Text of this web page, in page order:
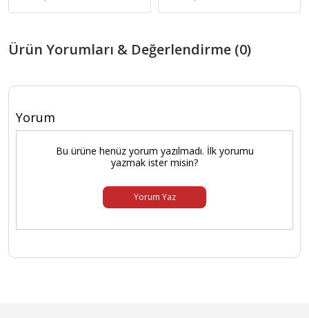
Ürün Yorumları & Değerlendirme (0)
Yorum
Bu ürüne henüz yorum yazılmadı. İlk yorumu
yazmak ister misin?
Yorum Yaz